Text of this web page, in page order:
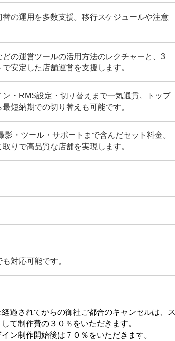
替の運用を多数支援。移行スケジュールや注意
の運営ツールの活用方法のレクチャーと、3
安定した店舗運営を支援します。
ン・RMS設定・切り替えまで一気通貫。トップ
短納期での切り替えも可能です。
影・ツール・サポートまで含んだセット料金。
りで高品質な店舗を実現します。
対応可能です。
過されてからの御社ご都合のキャンセルは、ス
て制作費の３０％をいただきます。
ン制作開始後は７０％をいただきます。